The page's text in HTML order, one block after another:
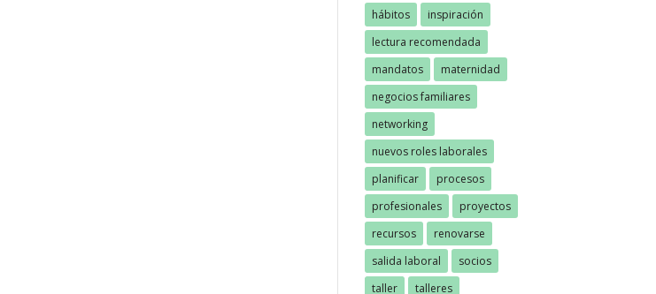
hábitos
inspiración
lectura recomendada
mandatos
maternidad
negocios familiares
networking
nuevos roles laborales
planificar
procesos
profesionales
proyectos
recursos
renovarse
salida laboral
socios
taller
talleres